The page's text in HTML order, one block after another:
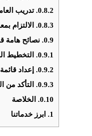
0.8.2. تدريب
0.8.3.
الالتزام
0.9. نصائح هامة
0.9.1.
التخطيط
0.9.2.
إعداد
0.9.3.
التأكد من
0.10.
الخلاصة
1.
ابرز خدماتنا